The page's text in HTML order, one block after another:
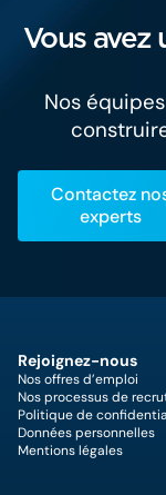
Vous avez
Nos
Contactez
experts
Rejoignez-nous
Nos offres d’emploi
Nos processus de
Politique de
Données personnelles
Mentions légales